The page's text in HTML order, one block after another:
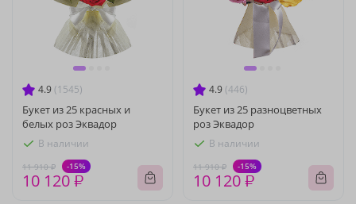
4.9 (1545)
Букет из 25 красных и
белых роз Эквадор
В наличии
11 910 ₽ -15%
10 120 ₽
4.9 (446)
Букет из 25 разноцветных
роз Эквадор
В наличии
11 910 ₽ -15%
10 120 ₽